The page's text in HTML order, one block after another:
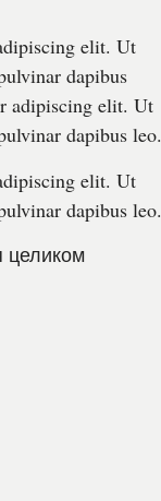
elit. Ut
dapibus
adipiscing elit. Ut
dapibus leo.
elit. Ut
dapibus leo.
целиком